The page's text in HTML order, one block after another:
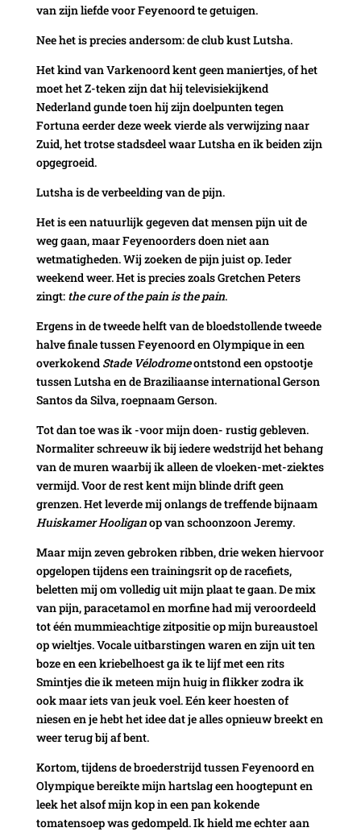
van zijn liefde voor Feyenoord te getuigen.
Nee het is precies andersom: de club kust Lutsha.
Het kind van Varkenoord kent geen maniertjes, of het
moet het Z-teken zijn dat hij televisiekijkend
Nederland gunde toen hij zijn doelpunten tegen
Fortuna eerder deze week vierde als verwijzing naar
Zuid, het trotse stadsdeel waar Lutsha en ik beiden zijn
opgegroeid.
Lutsha is de verbeelding van de pijn.
Het is een natuurlijk gegeven dat mensen pijn uit de
weg gaan, maar Feyenoorders doen niet aan
wetmatigheden. Wij zoeken de pijn juist op. Ieder
weekend weer. Het is precies zoals Gretchen Peters
zingt: the cure of the pain is the pain.
Ergens in de tweede helft van de bloedstollende tweede
halve finale tussen Feyenoord en Olympique in een
overkokend Stade Vélodromeontstond een opstootje
tussen Lutsha en de Braziliaanse international Gerson
Santos da Silva, roepnaam Gerson.
Tot dan toe was ik -voor mijn doen- rustig gebleven.
Normaliter schreeuw ik bij iedere wedstrijd het behang
van de muren waarbij ik alleen de vloeken-met-ziektes
vermijd. Voor de rest kent mijn blinde drift geen
grenzen. Het leverde mij onlangs de treffende bijnaam
Huiskamer Hooliganop van schoonzoon Jeremy.
Maar mijn zeven gebroken ribben, drie weken hiervoor
opgelopen tijdens een trainingsrit op de racefiets,
beletten mij om volledig uit mijn plaat te gaan. De mix
van pijn, paracetamol en morfine had mij veroordeeld
tot één mummieachtige zitpositie op mijn bureaustoel
op wieltjes. Vocale uitbarstingen waren en zijn uit ten
boze en een kriebelhoest ga ik te lijf met een rits
Smintjes die ik meteen mijn huig in flikker zodra ik
ook maar iets van jeuk voel. Eén keer hoesten of
niesen en je hebt het idee dat je alles opnieuw breekt en
weer terug bij af bent.
Kortom, tijdens de broederstrijd tussen Feyenoord en
Olympique bereikte mijn hartslag een hoogtepunt en
leek het alsof mijn kop in een pan kokende
tomatensoep was gedompeld. Ik hield me echter aan